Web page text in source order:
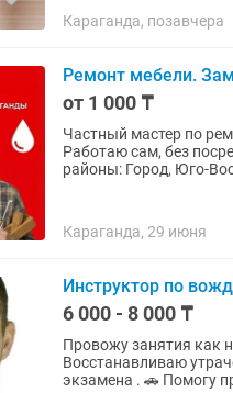
Караганда, позавчера
Ремонт мебели.
от 1 000 ₸
Частный мастер по
Работаю сам, без
районы: Город, Юго-
Караганда, 29 июня
Инструктор по
6 000 - 8 000 ₸
Провожу занятия как на автодроме,
Восстанавливаю утраченные навыки
экзамена . 🚗